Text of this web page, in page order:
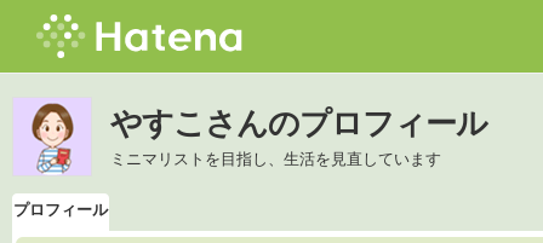
やすこさんのプロフィール
ミニマリストを目指し、生活を見直しています
プロフィール